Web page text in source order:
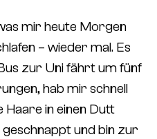
mir heute Morgen
– wieder mal. Es
zur Uni fährt um fünf
hab mir schnell
Haare in einen Dutt
und bin zur